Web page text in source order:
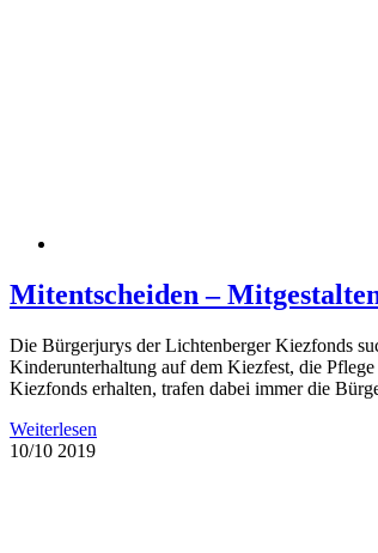
Mitentscheiden –
Die Bürgerjurys der Lichtenberger Kiezfonds
Kinderunterhaltung auf dem Kiezfest, die
Kiezfonds erhalten, trafen dabei immer die
Weiterlesen
10/10 2019